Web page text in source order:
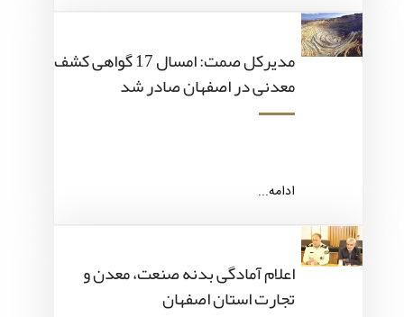
مدیرکل صمت: امسال 17 گواهی کشف
معدنی در اصفهان صادر شد
ادامه...
اعلام آمادگی بدنه صنعت، معدن و
تجارت استان اصفهان